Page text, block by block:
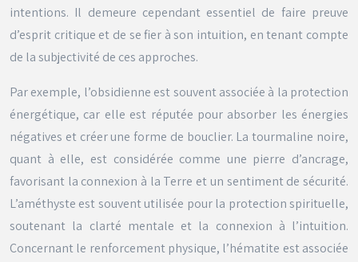
intentions. Il demeure cependant essentiel de faire preuve
d’esprit critique et de se fier à son intuition, en tenant compte
de la subjectivité de ces approches.
Par exemple, l’obsidienne est souvent associée à la protection
énergétique, car elle est réputée pour absorber les énergies
négatives et créer une forme de bouclier. La tourmaline noire,
quant à elle, est considérée comme une pierre d’ancrage,
favorisant la connexion à la Terre et un sentiment de sécurité.
L’améthyste est souvent utilisée pour la protection spirituelle,
soutenant la clarté mentale et la connexion à l’intuition.
Concernant le renforcement physique, l’hématite est associée